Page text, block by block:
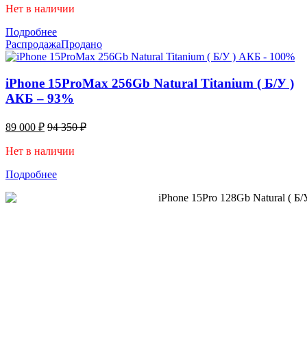
Нет в наличии
Подробнее
РаспродажаПродано
iPhone 15ProMax 256Gb Natural Titanium ( Б/У )
АКБ – 93%
89 000 ₽ 94 350₽
Нет в наличии
Подробнее